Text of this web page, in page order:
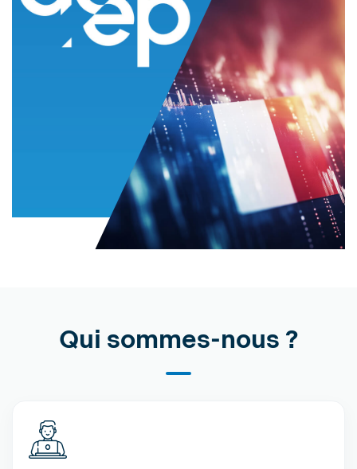
Qui sommes-nous ?